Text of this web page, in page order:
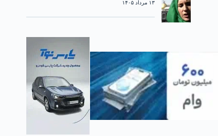
۱۳ مرداد ۱۴۰۵